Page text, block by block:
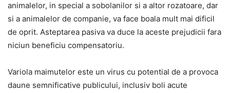
animalelor, in special a sobolanilor si a altor rozatoare, dar
si a animalelor de companie, va face boala mult mai dificil
de oprit. Asteptarea pasiva va duce la aceste prejudicii fara
niciun beneficiu compensatoriu.
Variola maimutelor este un virus cu potential de a provoca
daune semnificative publicului, inclusiv boli acute